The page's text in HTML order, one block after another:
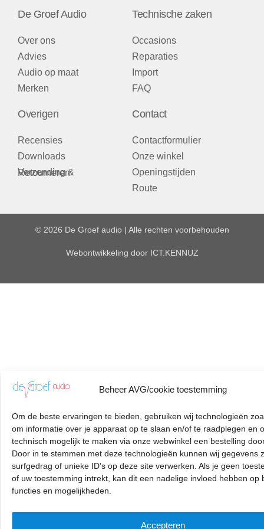
Beheer AVG/cookie toestemming
Om de beste ervaringen te bieden, gebruiken wij technologieën
om informatie over je apparaat op te slaan en/of te raadplegen en
technisch mogelijk te maken via onze webwinkel een bestelling
Door in te stemmen met deze technologieën kunnen wij gegevens
surfgedrag of unieke ID's op deze site verwerken. Als je geen
of uw toestemming intrekt, kan dit een nadelige invloed hebben op
functies en mogelijkheden.
Accepteren
De Groef Audio
Over ons
Advies
Audio op maat
Merken
Technische zaken
Occasions
Reparaties
Import
FAQ
Overigen
Recensies
Downloads
Verzending & Retourneren
Contact
Contactformulier
Onze winkel
Openingstijden
Route
© 2026 De Groef audio | Alle rechten voorbehouden
Webontwikkeling door ICT.KENNUZ